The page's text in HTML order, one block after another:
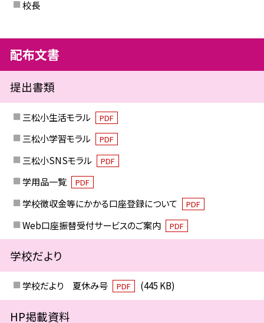
校長
配布文書
提出書類
三松小生活モラル PDF
三松小学習モラル PDF
三松小SNSモラル PDF
学用品一覧 PDF
学校徴収金等にかかる口座登録について PDF
Web口座振替受付サービスのご案内 PDF
学校だより
学校だより 夏休み号 PDF (445 KB)
HP掲載資料